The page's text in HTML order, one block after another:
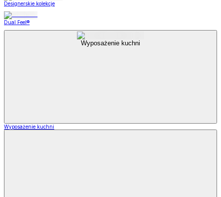
Designerskie kolekcje
Dual Feel®
Wyposażenie kuchni
Wyposażenie kuchni